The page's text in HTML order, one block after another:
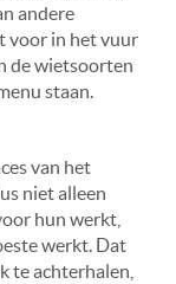
andere
voor in het vuur
de wietsoorten
staan.
van het
niet alleen
hun werkt,
werkt. Dat
te achterhalen,